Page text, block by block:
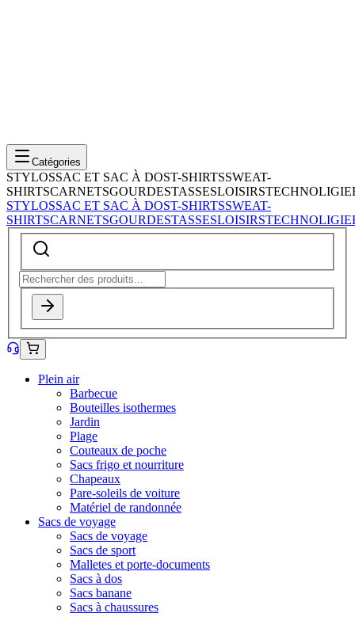
Catégories
STYLOSSAC ET SAC À DOST-SHIRTSSWEAT-
SHIRTSCARNETSGOURDESTASSESLOISIRSTECHNOLIGIE
STYLOSSAC ET SAC À DOST-SHIRTSSWEAT-
SHIRTSCARNETSGOURDESTASSESLOISIRSTECHNOLIGIE
Plein air
Barbecue
Bouteilles isothermes
Jardin
Plage
Couteaux de poche
Sacs frigo et nourriture
Chapeaux
Pare-soleils de voiture
Matériel de randonnée
Sacs de voyage
Sacs de voyage
Sacs de sport
Malletes et porte-documents
Sacs à dos
Sacs banane
Sacs à chaussures